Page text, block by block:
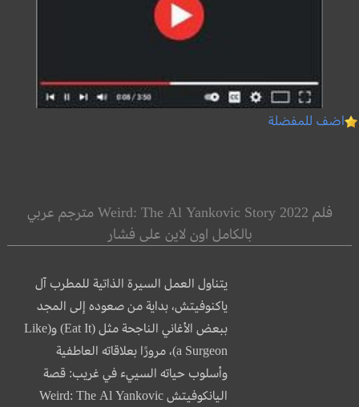
اضف للمفضلة
فلم Weird: The Al Yankovic Story 2022 مترجم عربي
بالكامل اون لاين على فشار
يتناول العمل السيرة الذاتية للمطرب آل
ياكنوفيتش، بداية من صعوده إلى المجد
ببعض الأغاني الناجحة مثل (Eat It) و(Like
a Surgeon)، مرورًا بعلاقاته العاطفية
وأسلوب حياته السييء في غريب: قصة
اليانكوفيتش Weird: The Al Yankovic